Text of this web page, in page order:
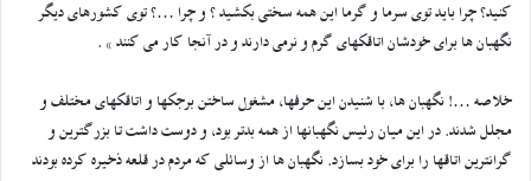
کنید؟ چرا باید توی سرما و گرما این همه سختی بکشید ؟ و چرا …؟ توی کشورهای دیگر
نگهبان ها برای خودشان اتاقکهای گرم و نرمی دارند و در آنجا کار می کنند » .
خلاصه …! نگهبان ها، با شنیدن این حرفها، مشغول ساختن برجکها و اتاقکهای مختلف و
مجلل شدند. در این میان رئیس نگهبانها از همه بدتر بود، و دوست داشت تا بزرگترین و
گرانترین اتاقها را برای خود بسازد. نگهبان ها از وسائلی که مردم در قلعه ذخیره کرده بودند